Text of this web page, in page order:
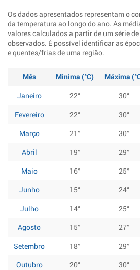
Os dados apresentados representam o
da temperatura ao longo do ano. As
valores calculados a partir de um série
observados. É possível identificar as
e quentes/frias de uma região.
Mês Minima (°C) Máxima
Janeiro
22° 30°
Fevereiro
22° 30°
Março
21° 30°
Abril
19° 29°
Maio
16° 25°
Junho
15° 24°
Julho
14° 25°
Agosto
15° 27°
Setembro
18° 29°
Outubro
20° 30°